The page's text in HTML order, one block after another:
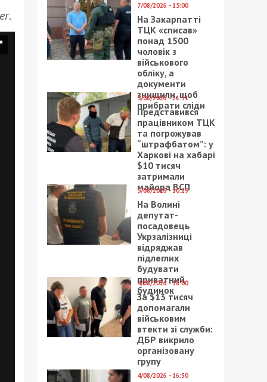
.
7/08/2026 - 15:00
На Закарпатті
ТЦК «списав»
понад 1500
чоловік з
військового
обліку, а
документи
знищили, щоб
прибрати сліди
5/08/2026 - 21:31
Представився
працівником ТЦК
та погрожував
“штрафбатом”: у
Харкові на хабарі
$10 тисяч
затримали
майора ВСП
5/08/2026 - 10:29
На Волині
депутат-
посадовець
Укрзалізниці
відряджав
підлеглих
будувати
приватний
будинок
4/08/2026 - 18:00
За $13 тисяч
допомагали
військовим
втекти зі служби:
ДБР викрило
організовану
групу
4/08/2026 - 16:30